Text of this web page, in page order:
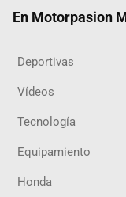
En Motorpasion
Deportivas
Vídeos
Tecnología
Equipamiento
Honda